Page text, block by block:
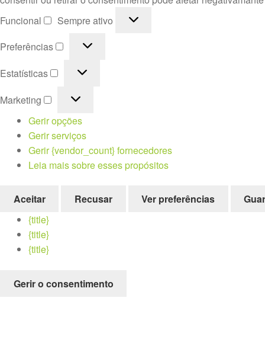
Funcional
Funcional
Sempre ativo
Preferências
Preferências
Estatísticas Estatísticas
Marketing
Marketing
Gerir opções
Gerir serviços
Gerir {vendor_count} fornecedores
Leia mais sobre esses propósitos
Aceitar Recusar Ver preferências
{title}
{title}
{title}
Gerir o consentimento